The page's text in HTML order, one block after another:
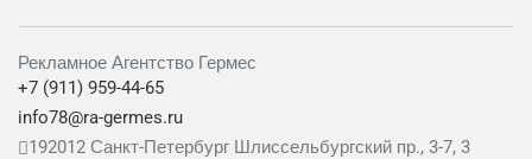
Рекламное Агентство Гермес
+7 (911) 959-44-65
info78@ra-germes.ru
192012 Санкт-Петербург Шлиссельбургский пр., 3-7, 3